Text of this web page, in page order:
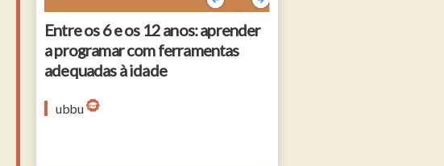
Entre os 6 e os 12 anos: aprender
a programar com ferramentas
adequadas à idade
ubbu